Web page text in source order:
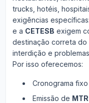
trucks, hotéis,
exigências
e a CETESB exigem
destinação correta do
interdição e
Por isso oferecemos:
Cronograma
Emissão de MTR